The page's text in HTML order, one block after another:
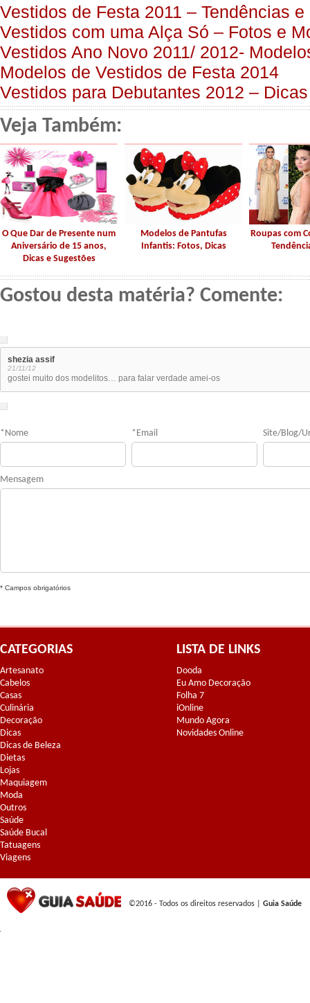
Vestidos de Festa 2011 – Tendências e
Vestidos com uma Alça Só – Fotos e
Vestidos Ano Novo 2011/ 2012-
Modelos de Vestidos de Festa 2014
Vestidos para Debutantes 2012 –
Veja Também:
O Que Dar de Presente num
Aniversário de 15 anos,
Dicas e Sugestões
Modelos de Pantufas
Infantis: Fotos, Dicas
Roupas com
Gostou desta matéria? Comente:
shezia assif
21/11/12
gostei muito dos modelitos… para falar verdade amei-os
* Nome * Email Site/Blog/
Mensagem
* Campos obrigatórios
CATEGORIAS
Artesanato
Cabelos
Casas
Culinária
Decoração
Dicas
Dicas de Beleza
Dietas
Lojas
Maquiagem
Moda
Outros
Saúde
Saúde Bucal
Tatuagens
Viagens
LISTA DE LINKS
Dooda
Eu Amo Decoração
Folha 7
iOnline
Mundo Agora
Novidades Online
©2016 - Todos os direitos reservados | Guia Saúde